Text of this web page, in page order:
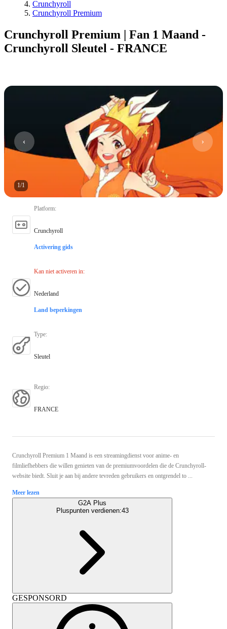
Crunchyroll
Crunchyroll Premium
Crunchyroll Premium | Fan 1 Maand -
Crunchyroll Sleutel - FRANCE
1/1
Platform:
Crunchyroll
Activering gids
Kan niet activeren in:
Nederland
Land beperkingen
Type:
Sleutel
Regio:
FRANCE
Crunchyroll Premium 1 Maand is een streamingdienst voor anime- en
filmliefhebbers die willen genieten van de premiumvoordelen die de Crunchyroll-
website biedt. Sluit je aan bij andere tevreden gebruikers en ontgrendel to ...
Meer lezen
G2A Plus
Pluspunten verdienen:43
GESPONSORD